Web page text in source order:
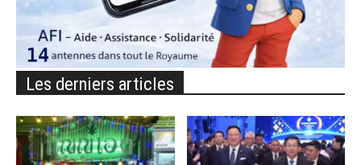
Les derniers articles